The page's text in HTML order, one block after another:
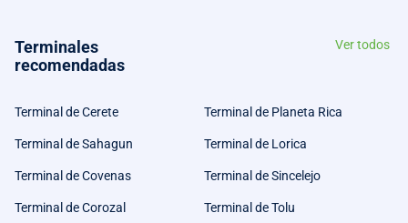
Terminales
recomendadas
Ver todos
Terminal de Cerete Terminal de Planeta Rica
Terminal de Sahagun Terminal de Lorica
Terminal de Covenas Terminal de Sincelejo
Terminal de Corozal Terminal de Tolu